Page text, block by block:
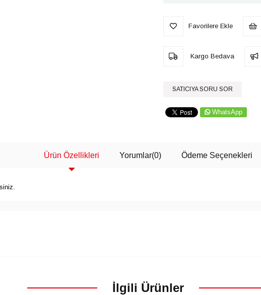
Favorilere Ekle
Kargo Bedava
SATICIYA SORU SOR
WhatsApp
Ürün Özellikleri Yorumlar(0) Ödeme Seçenekleri
İlgili Ürünler